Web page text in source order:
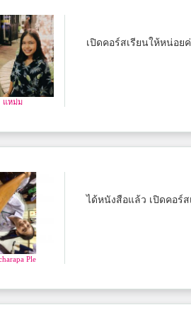
แหม่ม
เปิดคอร์สเรียนให้หน่อย
Ple
ได้หนังสือแล้ว เปิดคอร์ส